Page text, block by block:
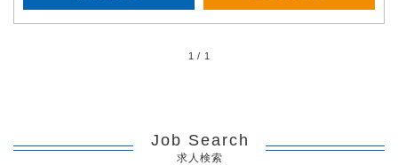
1 / 1
Job Search
求人検索